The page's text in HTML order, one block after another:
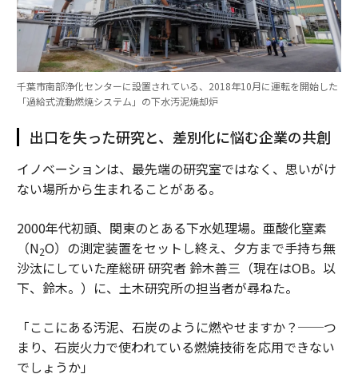
千葉市南部浄化センターに設置されている、2018年10月に運転を開始した
「過給式流動燃焼システム」の下水汚泥焼却炉
出口を失った研究と、差別化に悩む企業の共創
イノベーションは、最先端の研究室ではなく、思いがけ
ない場所から生まれることがある。
2000年代初頭、関東のとある下水処理場。亜酸化窒素
（N2O）の測定装置をセットし終え、夕方まで手持ち無
沙汰にしていた産総研 研究者 鈴木善三（現在はOB。以
下、鈴木。）に、土木研究所の担当者が尋ねた。
「ここにある汚泥、石炭のように燃やせますか？──つ
まり、石炭火力で使われている燃焼技術を応用できない
でしょうか」